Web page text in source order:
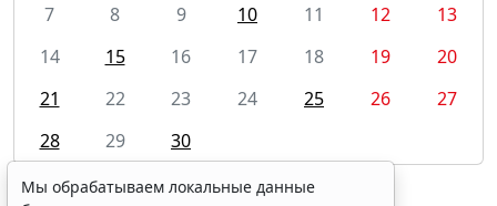
7
8 9 10 11 12
13
14
15 16 17 18 19
20
21
22 23 24 25 26
27
28
29 30
Мы обрабатываем локальные данные